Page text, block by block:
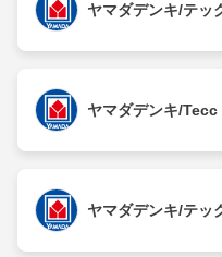
ヤマダデンキ/テッ
ヤマダデンキ/
ヤマダデンキ/テッ